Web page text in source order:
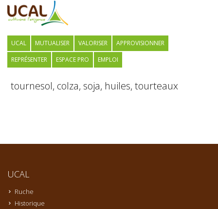
UCAL MUTUALISER VALORISER
APPROVISIONNER
REPRÉSENTER
ESPACE PRO EMPLOI
tournesol, colza, soja, huiles, tourteaux
UCAL
Ruche
Historique